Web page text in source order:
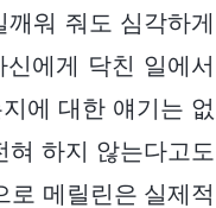
워 줘도 심각하게
에게 닥친 일에서
에 대한 얘기는 없
하지 않는다고도
로 메릴린은 실제적